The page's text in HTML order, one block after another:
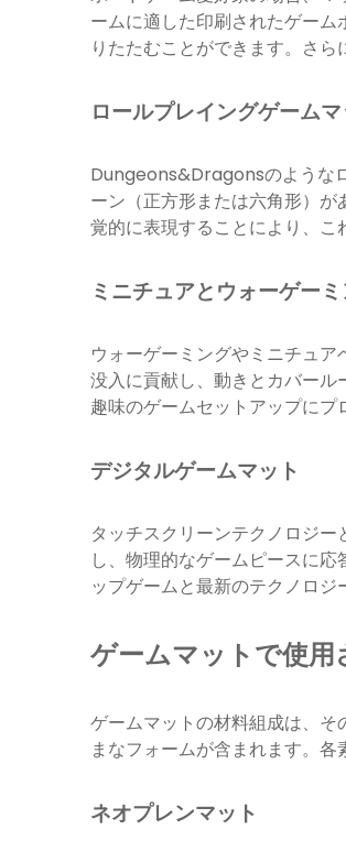
ームに適した印刷されたゲー
りたたむことができます。さ
ロールプレイングゲームマ
Dungeons&Dragonsのような
ーン（正方形または六角形）
覚的に表現することにより、こ
ミニチュアとウォーゲー
ウォーゲーミングやミニチュ
没入に貢献し、動きとカバー
趣味のゲームセットアップにプ
デジタルゲームマット
タッチスクリーンテクノロジ
し、物理的なゲームピースに
ップゲームと最新のテクノロジ
ゲームマットで使用
ゲームマットの材料組成は、
まなフォームが含まれます。
ネオプレンマット